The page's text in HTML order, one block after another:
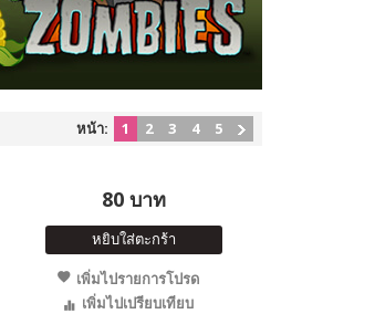
หน้า: 1 2 3 4 5
80 บาท
หยิบใส่ตะกร้า
เพิ่มไปรายการโปรด
เพิ่มไปเปรียบเทียบ